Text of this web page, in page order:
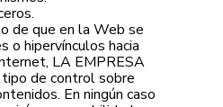
de que en la Web se
o hipervínculos hacia
LA EMPRESA
tipo de control sobre
En ningún caso